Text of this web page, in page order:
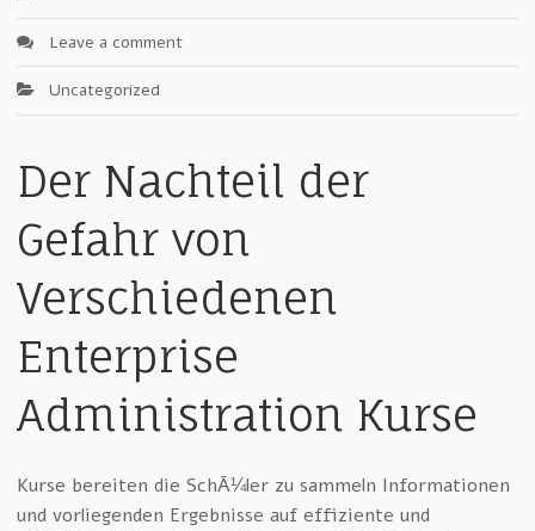
Leave a comment
Uncategorized
Der Nachteil der
Gefahr von
Verschiedenen
Enterprise
Administration Kurse
Kurse bereiten die SchÃ¼ler zu sammeln Informationen
und vorliegenden Ergebnisse auf effiziente und